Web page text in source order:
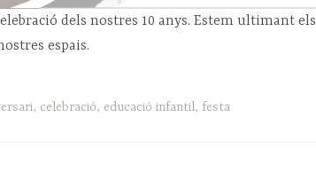
dels nostres 10 anys. Estem ultimant els
espais.
, celebració, educació infantil, festa